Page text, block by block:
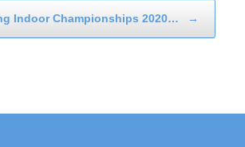
Indoor Championships 2020… →